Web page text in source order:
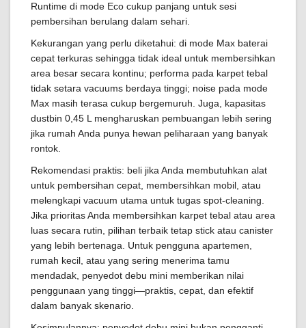
Runtime di mode Eco cukup panjang untuk sesi
pembersihan berulang dalam sehari.
Kekurangan yang perlu diketahui: di mode Max baterai
cepat terkuras sehingga tidak ideal untuk membersihkan
area besar secara kontinu; performa pada karpet tebal
tidak setara vacuums berdaya tinggi; noise pada mode
Max masih terasa cukup bergemuruh. Juga, kapasitas
dustbin 0,45 L mengharuskan pembuangan lebih sering
jika rumah Anda punya hewan peliharaan yang banyak
rontok.
Rekomendasi praktis: beli jika Anda membutuhkan alat
untuk pembersihan cepat, membersihkan mobil, atau
melengkapi vacuum utama untuk tugas spot-cleaning.
Jika prioritas Anda membersihkan karpet tebal atau area
luas secara rutin, pilihan terbaik tetap stick atau canister
yang lebih bertenaga. Untuk pengguna apartemen,
rumah kecil, atau yang sering menerima tamu
mendadak, penyedot debu mini memberikan nilai
penggunaan yang tinggi—praktis, cepat, dan efektif
dalam banyak skenario.